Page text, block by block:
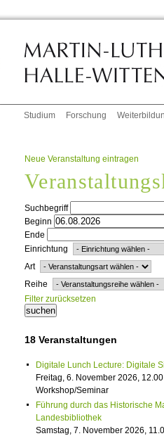
Studium Forschung
Neue Veranstaltung eintragen
Suchbegriff
Beginn
Ende
Einrichtung
Art
Reihe
Filter zurücksetzen
18 Veranstaltungen
Digitale Lunch Lecture: Digitale
Freitag, 6. November 2026,
Workshop/Seminar
Führung durch das Historische
Landesbibliothek
Samstag, 7. November 2026,